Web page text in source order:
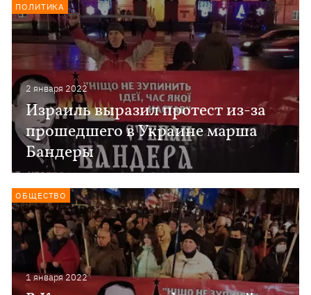
2 января 2022
Израиль выразил протест из-за
прошедшего в Украине марша
Бандеры
ПОЛИТИКА
1 января 2022
ОБЩЕСТВО